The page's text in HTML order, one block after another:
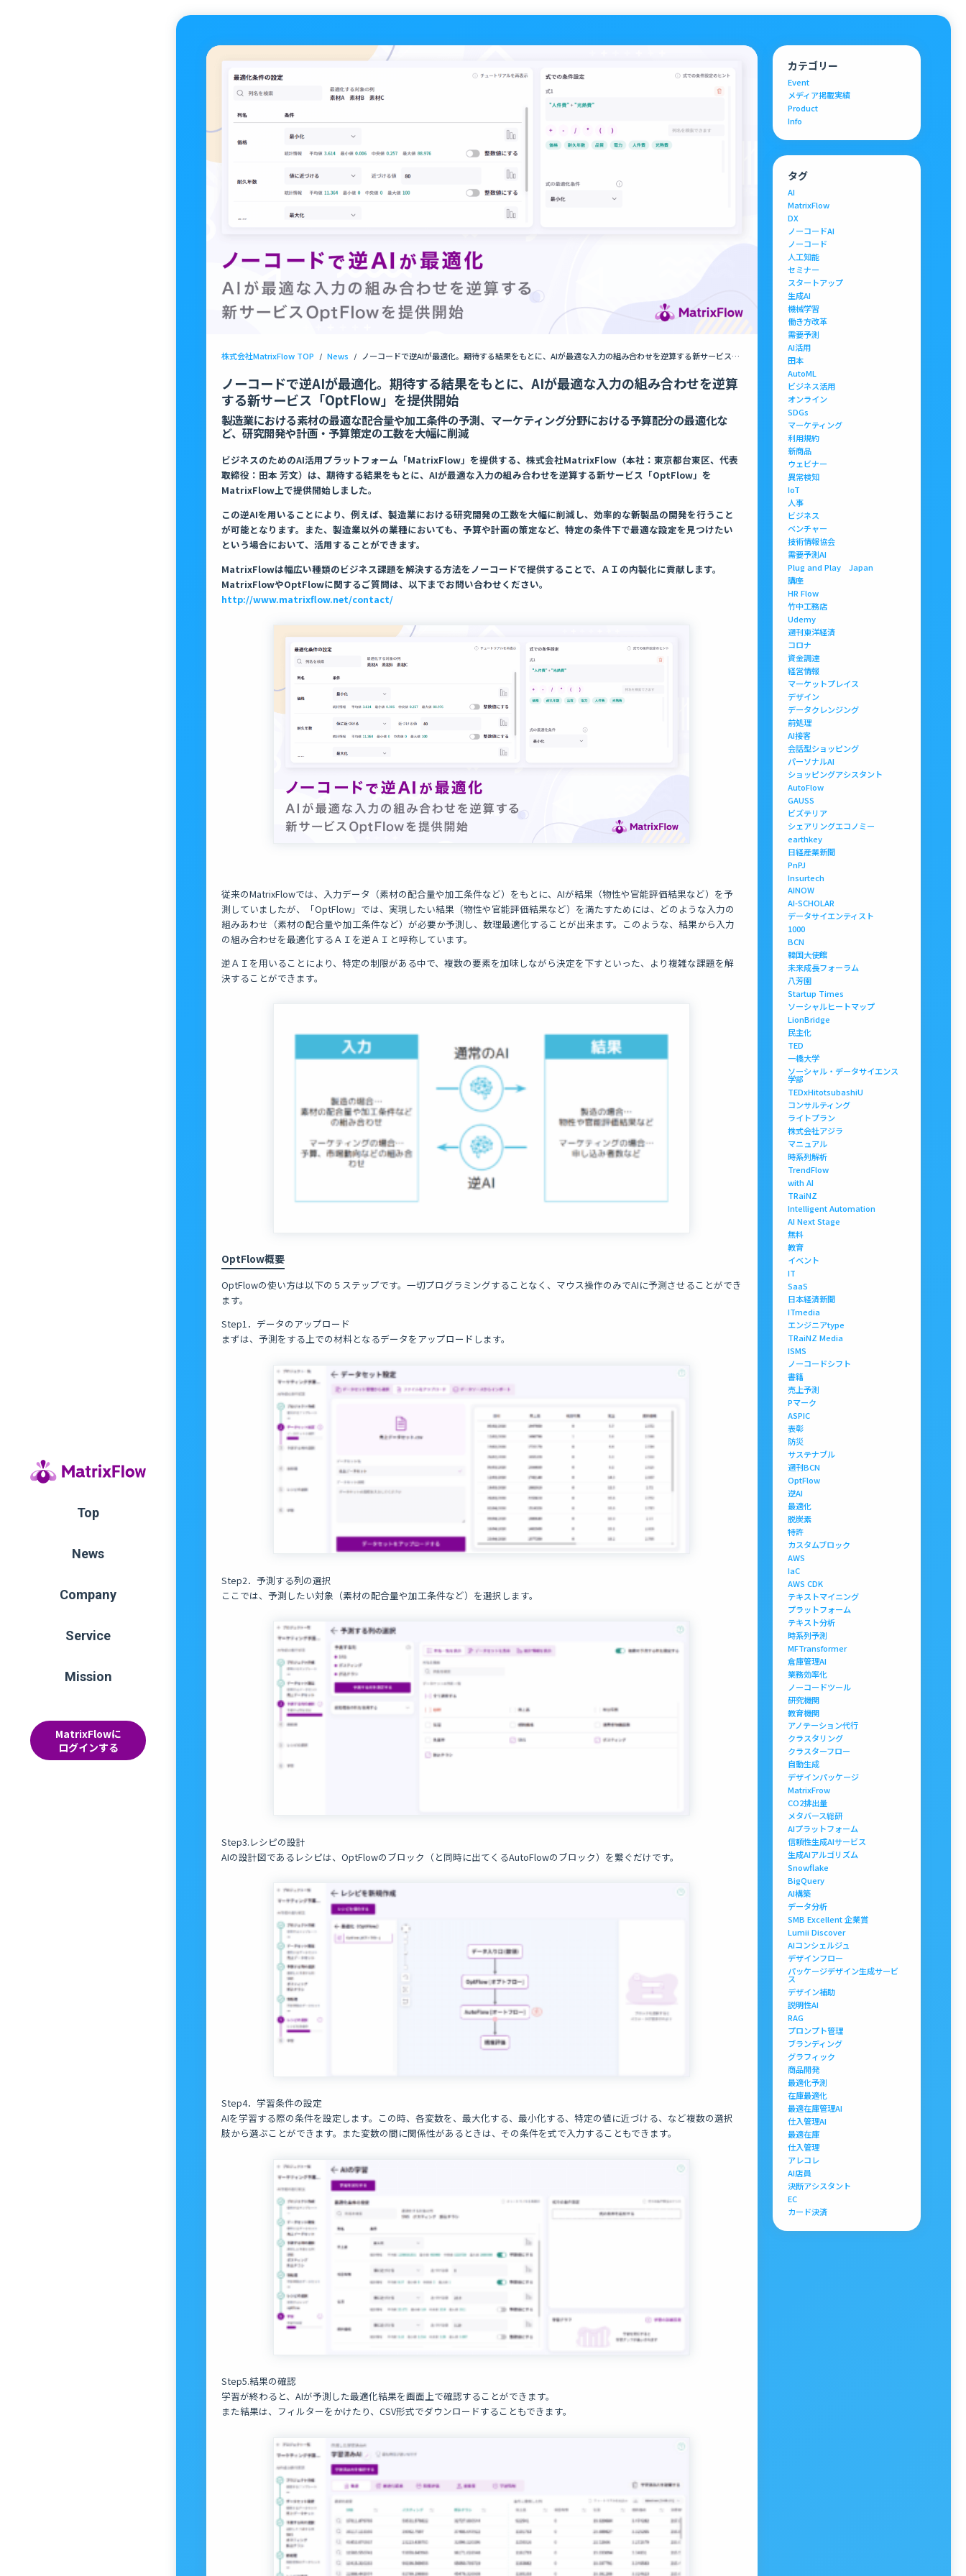
Top
News
Company
Service
Mission
MatrixFlowに
ログインする
株式会社MatrixFlow TOP / News / ノーコードで逆AIが最適化。期待する結果をもとに、AIが最適な入力の組み合わせを逆算する新サービス「OptFlow」を提供開始
ノーコードで逆AIが最適化。期待する結果をもとに、AIが最適な入力の組み合わせを逆算
する新サービス「OptFlow」を提供開始
製造業における素材の最適な配合量や加工条件の予測、マーケティング分野における予算配分の最適化な
ど、研究開発や計画・予算策定の工数を大幅に削減
ビジネスのためのAI活用プラットフォーム「MatrixFlow」を提供する、株式会社MatrixFlow（本社：東京都台東区、代表
取締役：田本 芳文）は、期待する結果をもとに、AIが最適な入力の組み合わせを逆算する新サービス「OptFlow」を
MatrixFlow上で提供開始しました。
この逆AIを用いることにより、例えば、製造業における研究開発の工数を大幅に削減し、効率的な新製品の開発を行うこと
が可能となります。また、製造業以外の業種においても、予算や計画の策定など、特定の条件下で最適な設定を見つけたい
という場合において、活用することができます。
MatrixFlowは幅広い種類のビジネス課題を解決する方法をノーコードで提供することで、ＡＩの内製化に貢献します。
MatrixFlowやOptFlowに関するご質問は、以下までお問い合わせください。
http://www.matrixflow.net/contact/
従来のMatrixFlowでは、入力データ（素材の配合量や加工条件など）をもとに、AIが結果（物性や官能評価結果など）を予
測していましたが、「OptFlow」では、実現したい結果（物性や官能評価結果など）を満たすためには、どのような入力の
組みあわせ（素材の配合量や加工条件など）が必要か予測し、数理最適化することが出来ます。このような、結果から入力
の組み合わせを最適化するＡＩを逆ＡＩと呼称しています。
逆ＡＩを用いることにより、特定の制限がある中で、複数の要素を加味しながら決定を下すといった、より複雑な課題を解
決することができます。
OptFlow概要
OptFlowの使い方は以下の５ステップです。一切プログラミングすることなく、マウス操作のみでAIに予測させることができ
ます。
Step1．データのアップロード
まずは、予測をする上での材料となるデータをアップロードします。
Step2．予測する列の選択
ここでは、予測したい対象（素材の配合量や加工条件など）を選択します。
Step3.レシピの設計
AIの設計図であるレシピは、OptFlowのブロック（と同時に出てくるAutoFlowのブロック）を繋ぐだけです。
Step4．学習条件の設定
AIを学習する際の条件を設定します。この時、各変数を、最大化する、最小化する、特定の値に近づける、など複数の選択
肢から選ぶことができます。また変数の間に関係性があるときは、その条件を式で入力することもできます。
Step5.結果の確認
学習が終わると、AIが予測した最適化結果を画面上で確認することができます。
また結果は、フィルターをかけたり、CSV形式でダウンロードすることもできます。
カテゴリー
Event
メディア掲載実績
Product
Info
タグ
AI
MatrixFlow
DX
ノーコードAI
ノーコード
人工知能
セミナー
スタートアップ
生成AI
機械学習
働き方改革
需要予測
AI活用
田本
AutoML
ビジネス活用
オンライン
SDGs
マーケティング
利用規約
新商品
ウェビナー
異常検知
IoT
人事
ビジネス
ベンチャー
技術情報協会
需要予測AI
Plug and Play Japan
講座
HR Flow
竹中工務店
Udemy
週刊東洋経済
コロナ
資金調達
経営情報
マーケットプレイス
デザイン
データクレンジング
前処理
AI接客
会話型ショッピング
パーソナルAI
ショッピングアシスタント
AutoFlow
GAUSS
ビズテリア
シェアリングエコノミー
earthkey
日経産業新聞
PnPJ
Insurtech
AINOW
AI-SCHOLAR
データサイエンティスト
1000
BCN
韓国大使館
未来成長フォーラム
八芳園
Startup Times
ソーシャルヒートマップ
LionBridge
民主化
TED
一橋大学
ソーシャル・データサイエンス
学部
TEDxHitotsubashiU
コンサルティング
ライトプラン
株式会社アジラ
マニュアル
時系列解析
TrendFlow
with AI
TRaiNZ
Intelligent Automation
AI Next Stage
無料
教育
イベント
IT
SaaS
日本経済新聞
ITmedia
エンジニアtype
TRaiNZ Media
ISMS
ノーコードシフト
書籍
売上予測
Pマーク
ASPIC
表彰
防災
サステナブル
週刊BCN
OptFlow
逆AI
最適化
脱炭素
特許
カスタムブロック
AWS
IaC
AWS CDK
テキストマイニング
プラットフォーム
テキスト分析
時系列予測
MFTransformer
倉庫管理AI
業務効率化
ノーコードツール
研究機関
教育機関
アノテーション代行
クラスタリング
クラスターフロー
自動生成
デザインパッケージ
MatrixFrow
CO2排出量
メタバース総研
AIプラットフォーム
信頼性生成AIサービス
生成AIアルゴリズム
Snowflake
BigQuery
AI構築
データ分析
SMB Excellent 企業賞
Lumii Discover
AIコンシェルジュ
デザインフロー
パッケージデザイン生成サービ
ス
デザイン補助
説明性AI
RAG
プロンプト管理
ブランディング
グラフィック
商品開発
最適化予測
在庫最適化
最適在庫管理AI
仕入管理AI
最適在庫
仕入管理
アレコレ
AI店員
決断アシスタント
EC
カード決済